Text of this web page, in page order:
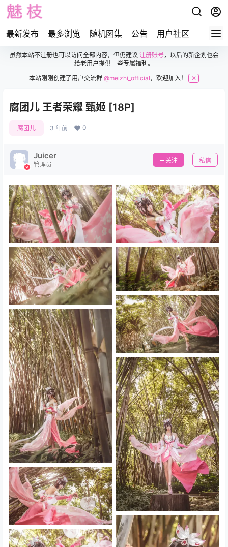
最新发布 最多浏览 随机图集 公告 用户社区
虽然本站不注册也可以访问全部内容，但仍建议 注册账号，以后的新企划也会
给老用户提供一些专属福利。
本站刚刚创建了用户交流群@meizhi_official ，欢迎加入！ ✕
腐团儿 王者荣耀 甄姬 [18P]
腐团儿 3 年前 0
Juicer
管理员
关注 私信